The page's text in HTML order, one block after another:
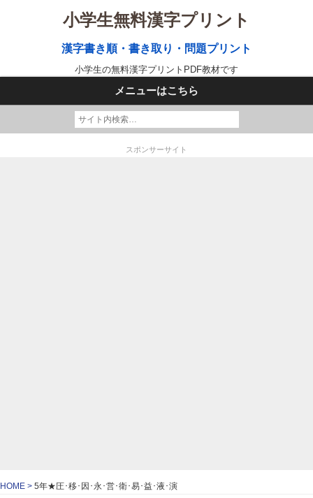
小学生無料漢字プリント
漢字書き順・書き取り・問題プリント
小学生の無料漢字プリントPDF教材です
メニューはこちら
スポンサーサイト
HOME 5年★圧･移･因･永･営･衛･易･益･液･演